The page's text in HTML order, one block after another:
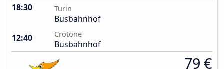
18:30 Turin
Busbahnhof
12:40
Crotone
Busbahnhof
79 €